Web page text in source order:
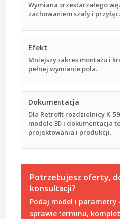
Wymiana przestarzałego
zachowaniem szafy i
Efekt
Mniejszy zakres montażu i
pełnej wymianie pola.
Dokumentacja
Dla Retrofit rozdzielnicy K-
modele 3D i dokumentacja
projektowania i produkcji.
Potrzebujesz oferty,
konsultacji?
Podaj model i
sprawie terminu,